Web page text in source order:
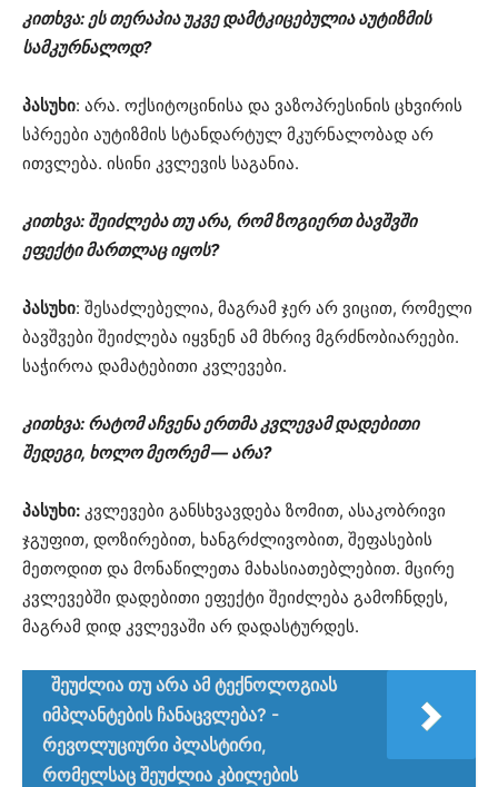
კითხვა: ეს თერაპია უკვე დამტკიცებულია აუტიზმის
სამკურნალოდ?
პასუხი: არა. ოქსიტოცინისა და ვაზოპრესინის ცხვირის
სპრეები აუტიზმის სტანდარტულ მკურნალობად არ
ითვლება. ისინი კვლევის საგანია.
კითხვა: შეიძლება თუ არა, რომ ზოგიერთ ბავშვში
ეფექტი მართლაც იყოს?
პასუხი: შესაძლებელია, მაგრამ ჯერ არ ვიცით, რომელი
ბავშვები შეიძლება იყვნენ ამ მხრივ მგრძნობიარეები.
საჭიროა დამატებითი კვლევები.
კითხვა: რატომ აჩვენა ერთმა კვლევამ დადებითი
შედეგი, ხოლო მეორემ — არა?
პასუხი: კვლევები განსხვავდება ზომით, ასაკობრივი
ჯგუფით, დოზირებით, ხანგრძლივობით, შეფასების
მეთოდით და მონაწილეთა მახასიათებლებით. მცირე
კვლევებში დადებითი ეფექტი შეიძლება გამოჩნდეს,
მაგრამ დიდ კვლევაში არ დადასტურდეს.
შეუძლია თუ არა ამ ტექნოლოგიას
იმპლანტების ჩანაცვლება? -
რევოლუციური პლასტირი,
რომელსაც შეუძლია კბილების